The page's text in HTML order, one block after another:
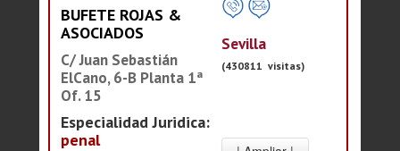
BUFETE ROJAS &
ASOCIADOS
C/ Juan Sebastián
ElCano, 6-B Planta 1ª
Of. 15
Especialidad Juridica:
penal
Sevilla
(430811 visitas)